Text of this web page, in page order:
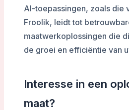
AI-toepassingen, zoals die
Froolik, leidt tot
maatwerkoplossingen die
de groei en efficiëntie van
Interesse in een
maat?